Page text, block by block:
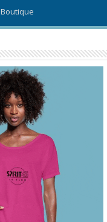
Boutique